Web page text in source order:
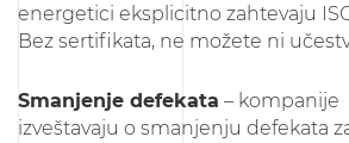
energetici eksplicitno zahtevaju
Bez sertifikata, ne možete ni
Smanjenje defekata – kompanije
izveštavaju o smanjenju defekata